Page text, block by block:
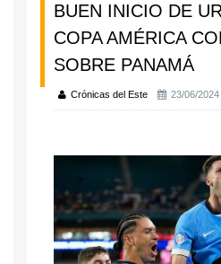
BUEN INICIO DE
COPA AMÉRICA
SOBRE PANAMÁ
Crónicas del Este 23/06/2024